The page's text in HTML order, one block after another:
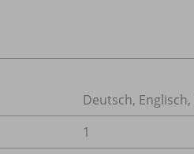
Deutsch, Englisch,
1